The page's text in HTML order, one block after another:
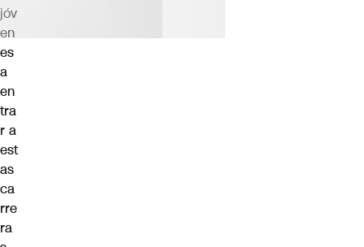
jóv
en
es
a
en
tra
r a
est
as
ca
rre
ra